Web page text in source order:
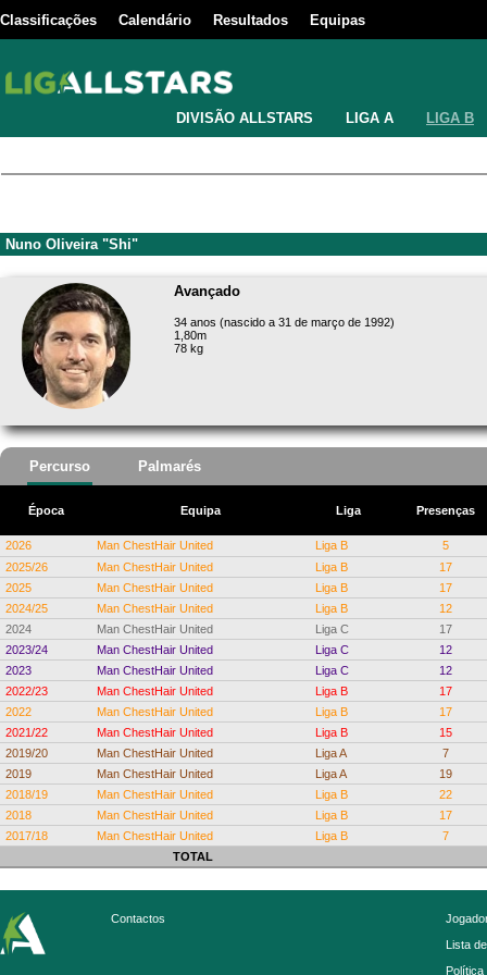
Classificações Calendário Resultados Equipas
DIVISÃO ALLSTARS LIGA A LIGA B
Nuno Oliveira "Shi"
Avançado
34 anos (nascido a 31 de março de 1992)
1,80m
78 kg
Percurso Palmarés
Época Equipa Liga Presenças
2026 Man ChestHair United Liga B
5
2025/26
Man ChestHair United Liga B
17
2025
Man ChestHair United Liga B
17
2024/25
Man ChestHair United Liga B
12
2024
Man ChestHair United Liga C
17
2023/24
Man ChestHair United Liga C
12
2023
Man ChestHair United Liga C
12
2022/23
Man ChestHair United Liga B
17
2022
Man ChestHair United Liga B
17
2021/22
Man ChestHair United Liga B
15
2019/20
Man ChestHair United Liga A
7
2019
Man ChestHair United Liga A
19
2018/19
Man ChestHair United Liga B
22
2018
Man ChestHair United Liga B
17
2017/18
Man ChestHair United Liga B
7
TOTAL
Contactos
Lista